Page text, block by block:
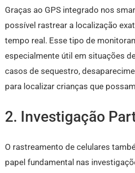
Graças ao GPS integrado nos
possível rastrear a localização
tempo real. Esse tipo de
especialmente útil em situações
casos de sequestro,
para localizar crianças que
2. Investigação
O rastreamento de celulares
papel fundamental nas